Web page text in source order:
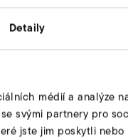
Detaily
médií a analýze
svými partnery pro
jste jim poskytli